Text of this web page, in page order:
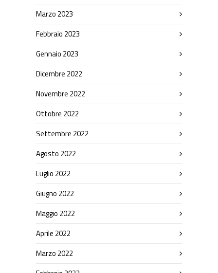
Marzo 2023
Febbraio 2023
Gennaio 2023
Dicembre 2022
Novembre 2022
Ottobre 2022
Settembre 2022
Agosto 2022
Luglio 2022
Giugno 2022
Maggio 2022
Aprile 2022
Marzo 2022